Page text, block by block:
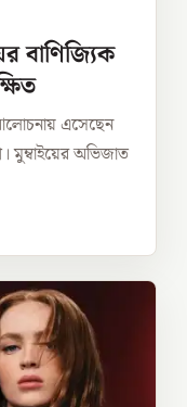
বাণিজ্যিক
এসেছেন
মুম্বাইয়ের অভিজাত